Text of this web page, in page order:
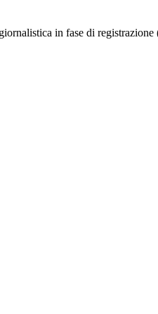
in fase di